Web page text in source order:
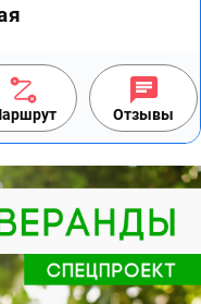
Отзывы